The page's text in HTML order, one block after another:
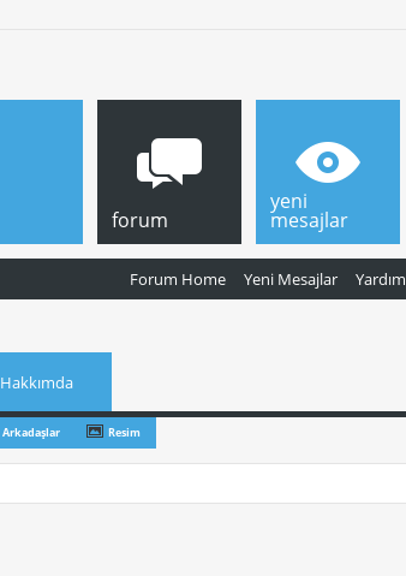
forum
Forum Home Yeni Mesajlar Yardım
yeni
mesajlar
Hakkımda
Arkadaşlar Resim